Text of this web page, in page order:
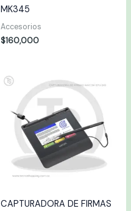
MK345
Accesorios
$160,000
CAPTURADORA DE FIRMAS